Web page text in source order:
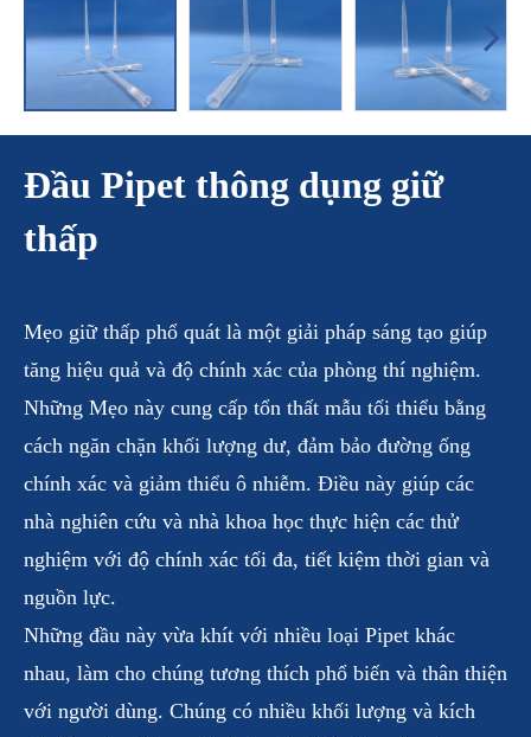
Đầu Pipet thông dụng giữ
thấp
Mẹo giữ thấp phổ quát là một giải pháp sáng tạo giúp
tăng hiệu quả và độ chính xác của phòng thí nghiệm.
Những Mẹo này cung cấp tổn thất mẫu tối thiểu bằng
cách ngăn chặn khối lượng dư, đảm bảo đường ống
chính xác và giảm thiểu ô nhiễm. Điều này giúp các
nhà nghiên cứu và nhà khoa học thực hiện các thử
nghiệm với độ chính xác tối đa, tiết kiệm thời gian và
nguồn lực.
Những đầu này vừa khít với nhiều loại Pipet khác
nhau, làm cho chúng tương thích phổ biến và thân thiện
với người dùng. Chúng có nhiều khối lượng và kích